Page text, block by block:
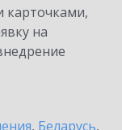
на
, Беларусь,